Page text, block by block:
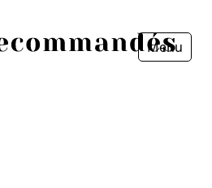
Menu
Fermer